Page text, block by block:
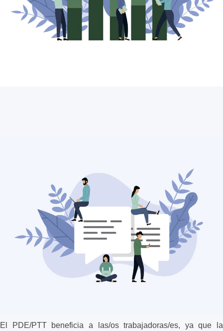
El PDE/PTT beneficia a las/os trabajadoras/es, ya que la